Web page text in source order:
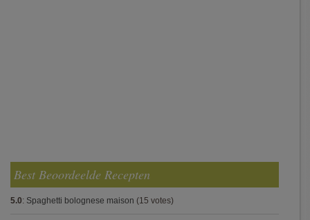
Best Beoordeelde Recepten
5.0: Spaghetti bolognese maison (15 votes)